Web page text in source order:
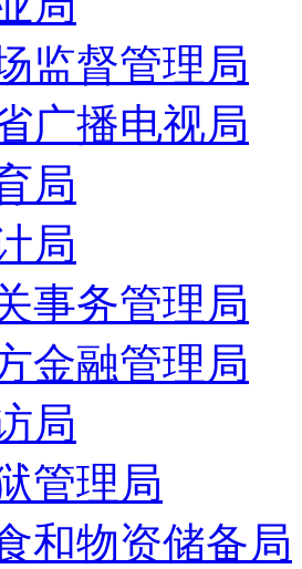
监督管理局
广播电视局
局
局
事务管理局
金融管理局
局
管理局
和物资储备局